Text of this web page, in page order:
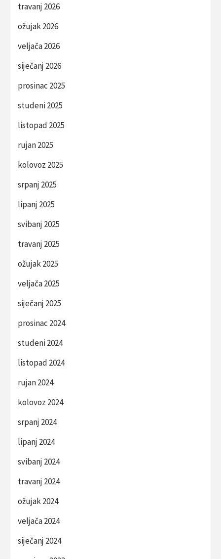
travanj 2026
ožujak 2026
veljača 2026
siječanj 2026
prosinac 2025
studeni 2025
listopad 2025
rujan 2025
kolovoz 2025
srpanj 2025
lipanj 2025
svibanj 2025
travanj 2025
ožujak 2025
veljača 2025
siječanj 2025
prosinac 2024
studeni 2024
listopad 2024
rujan 2024
kolovoz 2024
srpanj 2024
lipanj 2024
svibanj 2024
travanj 2024
ožujak 2024
veljača 2024
siječanj 2024